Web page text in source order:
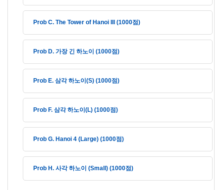
Prob C. The Tower of Hanoi III (1000점)
Prob D. 가장 긴 하노이 (1000점)
Prob E. 삼각 하노이(S) (1000점)
Prob F. 삼각 하노이(L) (1000점)
Prob G. Hanoi 4 (Large) (1000점)
Prob H. 사각 하노이 (Small) (1000점)